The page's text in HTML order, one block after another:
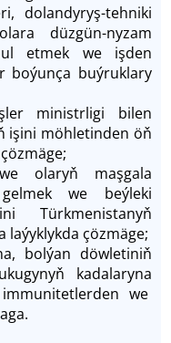
dolandyryş-tehniki
düzgün-nyzam
etmek we işden
boýunça buýruklary
ministrligi bilen
işini möhletinden öň
olaryň maşgala
we beýleki
Türkmenistanyň
laýyklykda çözmäge;
bolýan döwletiniň
kadalaryna
we